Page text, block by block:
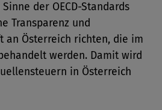
der OECD-Standards
Transparenz und
an Österreich richten, die im
werden. Damit wird
in Österreich